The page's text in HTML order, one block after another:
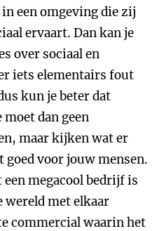
een omgeving die zij
ervaart. Dan kan je
over sociaal en
iets elementairs fout
kun je beter dat
moet dan geen
maar kijken wat er
voor jouw mensen.
een megacool bedrijf is
wereld met elkaar
commercial waarin het